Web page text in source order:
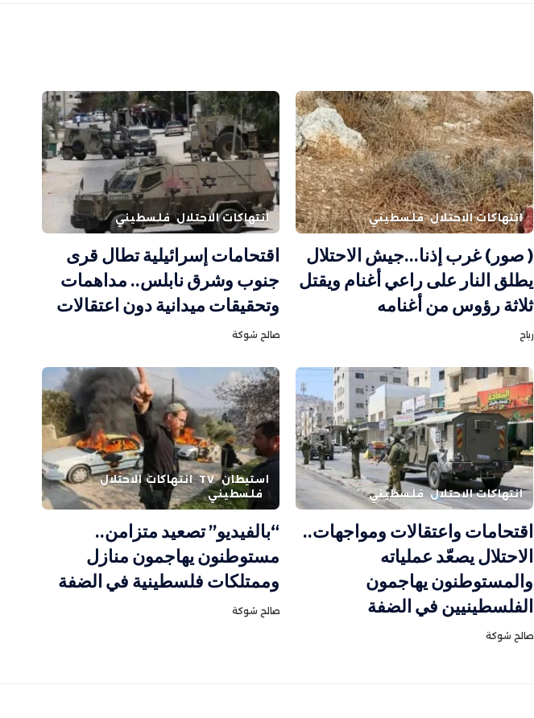
انتهاكات الاحتلال فلسطيني
( صور) غرب إذنا…جيش الاحتلال
يطلق النار على راعي أغنام ويقتل
ثلاثة رؤوس من أغنامه
رباح
انتهاكات الاحتلال فلسطيني
اقتحامات إسرائيلية تطال قرى
جنوب وشرق نابلس.. مداهمات
وتحقيقات ميدانية دون اعتقالات
صالح شوكة
انتهاكات الاحتلال فلسطيني
اقتحامات واعتقالات ومواجهات..
الاحتلال يصعّد عملياته
والمستوطنون يهاجمون
الفلسطينيين في الضفة
صالح شوكة
استيطان TV انتهاكات الاحتلال
فلسطيني
“بالفيديو” تصعيد متزامن..
مستوطنون يهاجمون منازل
وممتلكات فلسطينية في الضفة
صالح شوكة